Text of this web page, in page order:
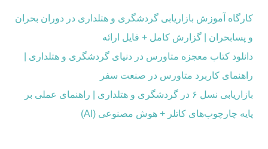
کارگاه آموزش بازاریابی گردشگری و هتلداری در دوران بحران
و پسابحران | گزارش کامل + فایل ارائه
دانلود کتاب معجزه متاورس در دنیای گردشگری و هتلداری |
راهنمای کاربرد متاورس در صنعت سفر
بازاریابی نسل ۶ در گردشگری و هتلداری | راهنمای عملی بر
پایه چارچوب‌های کاتلر + هوش مصنوعی (AI)